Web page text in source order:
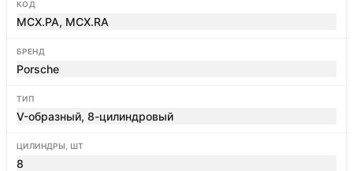
КОД
MCX.PA, MCX.RA
БРЕНД
Porsche
ТИП
V-образный, 8-цилиндровый
ЦИЛИНДРЫ, ШТ
8